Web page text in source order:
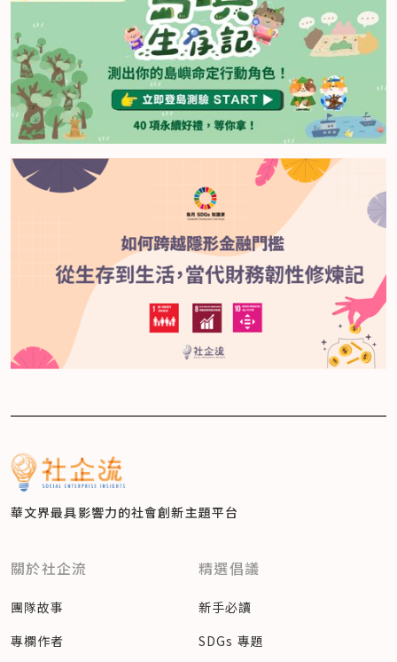
華文界最具影響力的社會創新主題平台
關於社企流
團隊故事
專欄作者
精選倡議
新手必讀
SDGs 專題